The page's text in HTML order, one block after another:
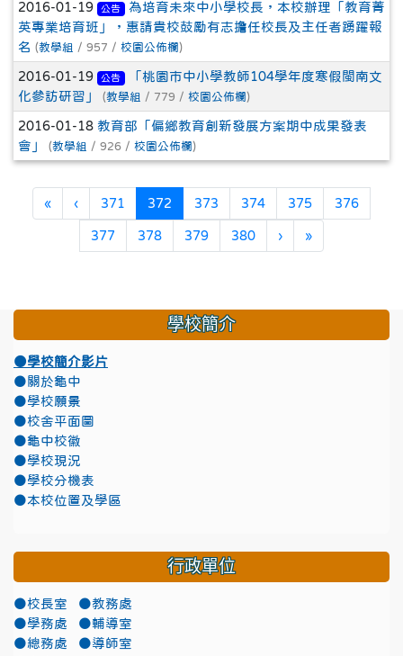
2016-01-19 公告
為培育未來中小學校長，本校辦理「教育菁
英專業培育班」，惠請貴校鼓勵有志擔任校長及主任者踴躍報
名 (教學組 / 957 / 校園公佈欄 )
2016-01-19 公告
「桃園市中小學教師104學年度寒假閩南文
化參訪研習」
(教學組 / 779 / 校園公佈欄 )
2016-01-18 教育部「偏鄉教育創新發展方案期中成果發表
會」
(教學組 / 926 / 校園公佈欄 )
«第一頁
‹上一頁
371 372 (目前頁次)
373 374 375 376
377 378 379 380 ›下一頁
»最後頁
學校簡介
●學校簡介影片
●關於龜中
●學校願景
●校舍平面圖
●龜中校徽
●學校現況
●學校分機表
●本校位置及學區
行政單位
●校長室
●教務處
●學務處
●輔導室
●總務處
●導師室